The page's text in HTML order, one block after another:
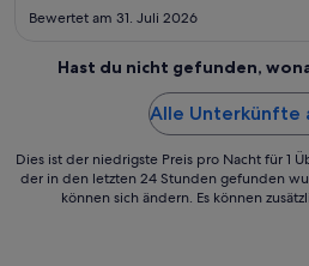
Bewertet am 31. Juli 2026
Hast du nicht gefunden,
Alle Unterkünfte
Dies ist der niedrigste Preis pro Nacht für 1
der in den letzten 24 Stunden gefunden
können sich ändern. Es können